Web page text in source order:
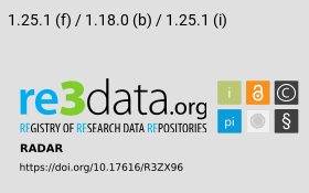
1.25.1 (f) / 1.18.0 (b) / 1.25.1 (i)